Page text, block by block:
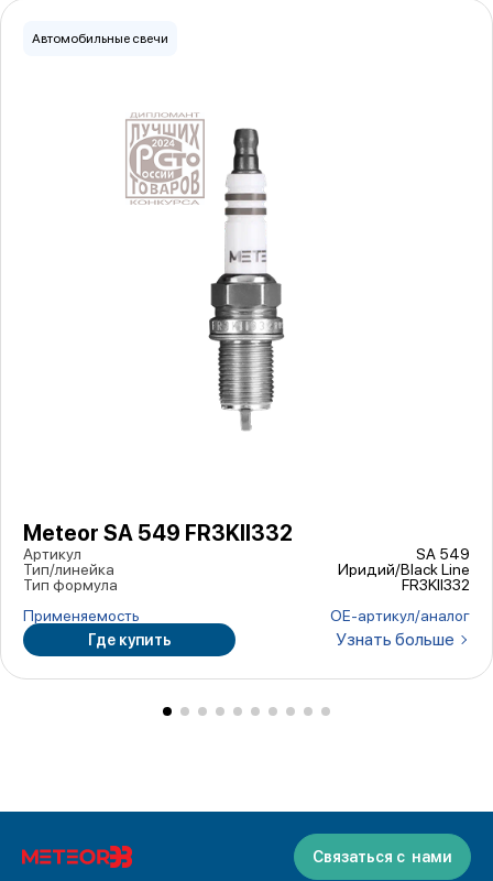
Автомобильные свечи
Meteor SA 549 FR3KII332
Артикул
SA 549
Тип/линейка
Иридий/Black Line
Тип формула
FR3KII332
Применяемость
ОЕ-артикул/аналог
Где купить
Узнать больше
Связаться с нами